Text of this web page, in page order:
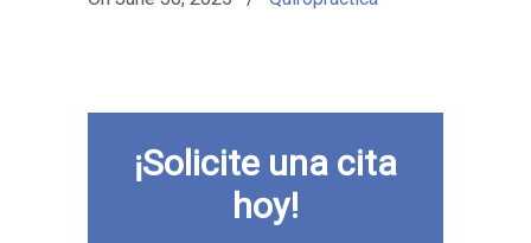
¡Solicite una cita
hoy!